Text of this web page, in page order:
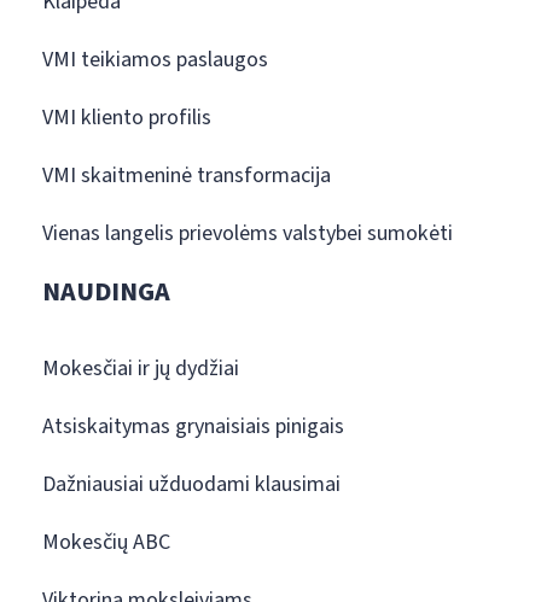
VMI teikiamos paslaugos
VMI kliento profilis
VMI skaitmeninė transformacija
Vienas langelis prievolėms valstybei sumokėti
NAUDINGA
Mokesčiai ir jų dydžiai
Atsiskaitymas grynaisiais pinigais
Dažniausiai užduodami klausimai
Mokesčių ABC